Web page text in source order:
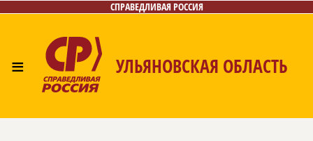
СПРАВЕДЛИВАЯ РОССИЯ
≡ УЛЬЯНОВСКАЯ ОБЛАСТЬ